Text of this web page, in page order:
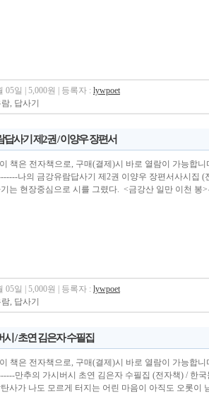
05일 | 5,000원 | 등록자 : lywpoet
, 답사기
사기 제2권 / 이양우 장편서
책은 전자책으로, 구매(결제)시 바로 열람이 가능합
나의 금강유람답사기 제2권 이양우 장편서사시집
는 현장중심으로 시를 그렸다. <금강산 일만 이천 봉>
05일 | 5,000원 | 등록자 : lywpoet
, 답사기
/ 초연 김은자 수필집
책은 전자책으로, 구매(결제)시 바로 열람이 가능합
만추의 가시버시 초연 김은자 수필집 (전자책) / 한
사가 나도 모르게 터지는 어린 마음이 아직도 오롯이